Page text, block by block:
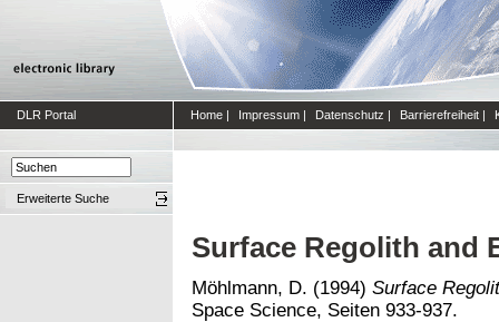
DLR Portal Home | Impressum | Datenschutz | Barrierefreiheit |
Erweiterte Suche
Surface Regolith and
Möhlmann, D. (1994) Surface
Space Science, Seiten 933-937.